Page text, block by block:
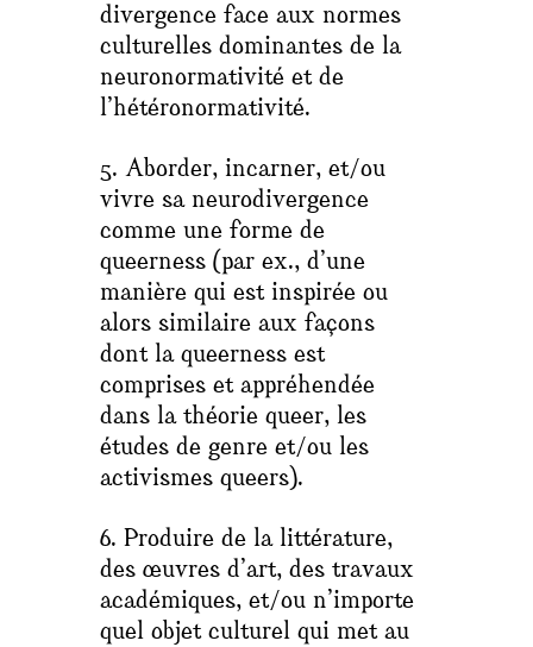
divergence face aux normes
culturelles dominantes de la
neuronormativité et de
l’hétéronormativité.
5. Aborder, incarner, et/ou
vivre sa neurodivergence
comme une forme de
queerness (par ex., d’une
manière qui est inspirée ou
alors similaire aux façons
dont la queerness est
comprises et appréhendée
dans la théorie queer, les
études de genre et/ou les
activismes queers).
6. Produire de la littérature,
des œuvres d’art, des travaux
académiques, et/ou n’importe
quel objet culturel qui met au